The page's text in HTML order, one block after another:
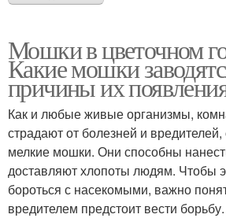
Мошки в цветочном
Какие мошки
причины их
Как и любые живые организмы,
страдают от болезней и
мелкие мошки. Они способны
доставляют хлопоты людям. Чтобы
бороться с насекомыми, важно
вредителем предстоит вести борьбу.